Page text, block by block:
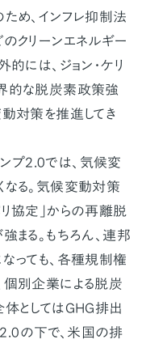
め、インフレ抑制法
クリーンエネルギー
には、ジョン・ケリ
的な脱炭素政策強
対策を推進してき
プ2.0では、気候変
る。気候変動対策
協定」からの再離脱
まる。もちろん、連邦
っても、各種規制権
個別企業による脱炭
としてはGHG排出
2.0の下で、米国の排